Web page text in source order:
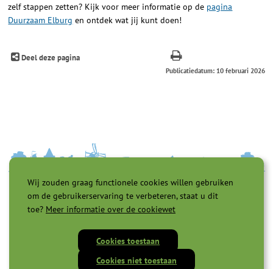
Wij zouden graag functionele cookies willen gebruiken
om de gebruikerservaring te verbeteren, staat u dit
toe? Meer informatie over de cookiewet
Cookies toestaan
Cookies niet toestaan
zelf stappen zetten? Kijk voor meer informatie op de pagina
Duurzaam Elburg en ontdek wat jij kunt doen!
Deel deze pagina
Publicatiedatum: 10 februari 2026
Privacyverklaring | Cookies |